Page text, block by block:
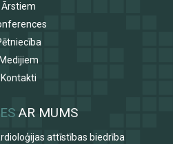
Ārstiem
Medijiem
Kontakti
AR MUMS
attīstības biedrība